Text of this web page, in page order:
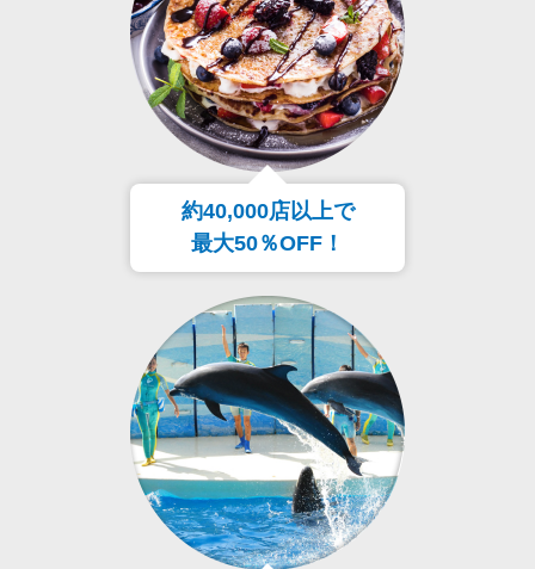
約40,000店以上で
最大50％OFF！